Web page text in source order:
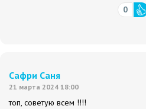
0
Сафри Саня
21 марта 2024 18:00
топ, советую всем !!!!